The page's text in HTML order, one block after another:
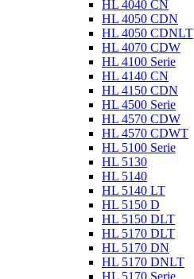
HL 4040 CN
HL 4050 CDN
HL 4050 CDNLT
HL 4070 CDW
HL 4100 Serie
HL 4140 CN
HL 4150 CDN
HL 4500 Serie
HL 4570 CDW
HL 4570 CDWT
HL 5100 Serie
HL 5130
HL 5140
HL 5140 LT
HL 5150 D
HL 5150 DLT
HL 5170 DLT
HL 5170 DN
HL 5170 DNLT
HL 5170 Serie